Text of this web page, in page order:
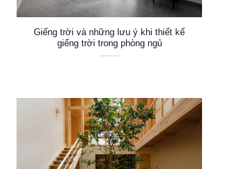
Giếng trời và những lưu ý khi thiết kế
giếng trời trong phòng ngủ